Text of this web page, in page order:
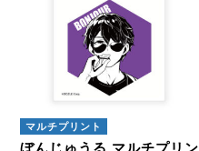
マルチプリント
ぼんじゅうる マルチプリン